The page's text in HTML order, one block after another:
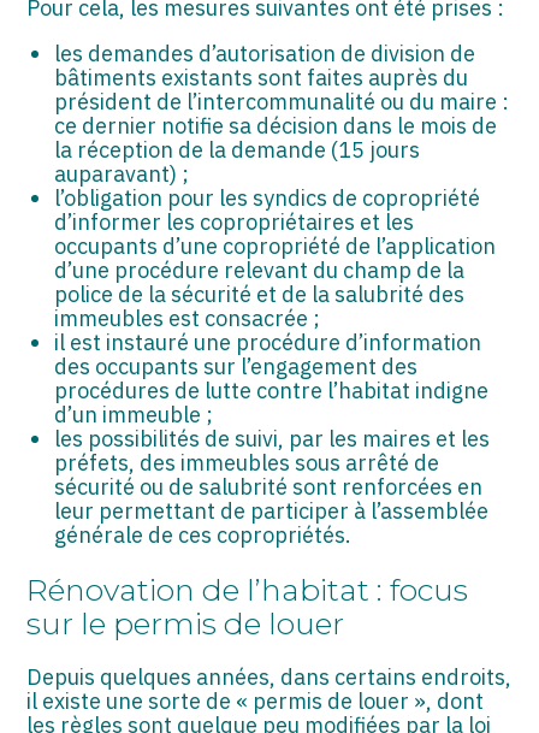
Pour cela, les mesures suivantes ont été prises :
les demandes d’autorisation de division de
bâtiments existants sont faites auprès du
président de l’intercommunalité ou du maire :
ce dernier notifie sa décision dans le mois de
la réception de la demande (15 jours
auparavant) ;
l’obligation pour les syndics de copropriété
d’informer les copropriétaires et les
occupants d’une copropriété de l’application
d’une procédure relevant du champ de la
police de la sécurité et de la salubrité des
immeubles est consacrée ;
il est instauré une procédure d’information
des occupants sur l’engagement des
procédures de lutte contre l’habitat indigne
d’un immeuble ;
les possibilités de suivi, par les maires et les
préfets, des immeubles sous arrêté de
sécurité ou de salubrité sont renforcées en
leur permettant de participer à l’assemblée
générale de ces copropriétés.
Rénovation de l’habitat : focus
sur le permis de louer
Depuis quelques années, dans certains endroits,
il existe une sorte de « permis de louer », dont
les règles sont quelque peu modifiées par la loi